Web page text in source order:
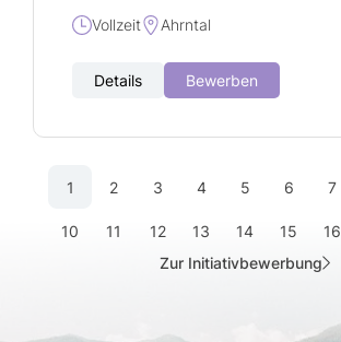
Vollzeit
Ahrntal
Details Bewerben
Zur Initiativbewerbung
1 2 3 4 5 6 7
10 11 12 13 14 15 16